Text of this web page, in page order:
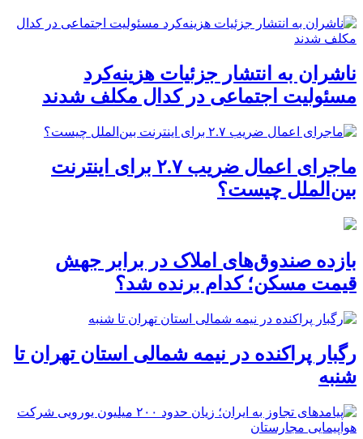
ناشران به انتشار جزئیات هزینه‌کرد
مسئولیت اجتماعی در کدال مکلف شدند
ماجرای اعمال ضریب ۲.۷ برای اینترنت
بین‌الملل چیست؟
بازده صندوق‌های املاک در برابر جهش
قیمت مسکن؛ کدام برنده شد؟
رگبار پراکنده در نیمه شمالی استان تهران تا
شنبه